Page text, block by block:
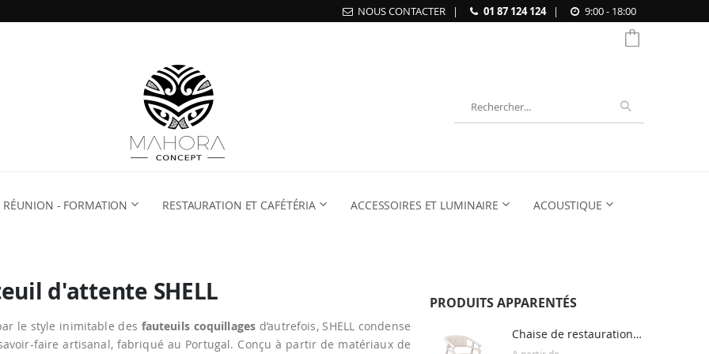
NOUS CONTACTER | 01 87 124 124 | 9:00 - 18:00
RÉUNION - FORMATION RESTAURATION ET CAFÉTÉRIA ACCESSOIRES ET LUMINAIRE ACOUSTIQUE
d'attente SHELL
le style inimitable des fauteuils coquillages d’autrefois, SHELL condense
faire artisanal, fabriqué au Portugal. Conçu à partir de matériaux de
PRODUITS APPARENTÉS
Chaise de restauration et de réunion HULAHOOP